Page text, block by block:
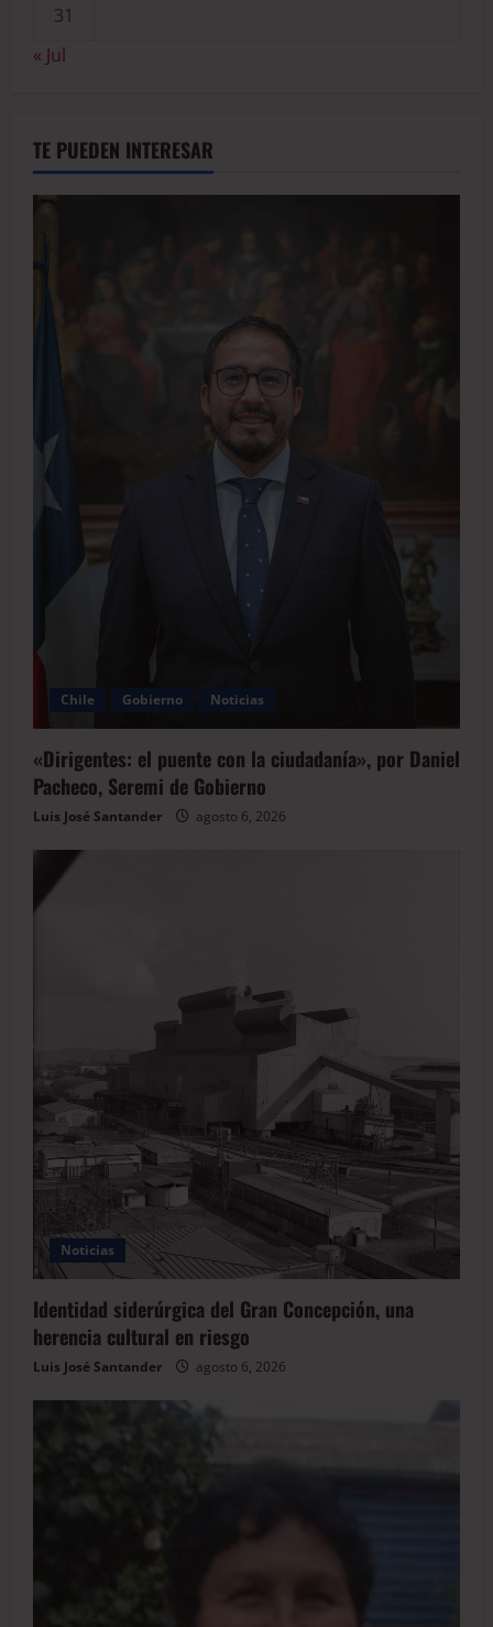
31
« Jul
TE PUEDEN INTERESAR
Chile Gobierno Noticias
«Dirigentes: el puente con la ciudadanía», por Daniel
Pacheco, Seremi de Gobierno
Luis José Santander agosto 6, 2026
Noticias
Identidad siderúrgica del Gran Concepción, una
herencia cultural en riesgo
Luis José Santander agosto 6, 2026